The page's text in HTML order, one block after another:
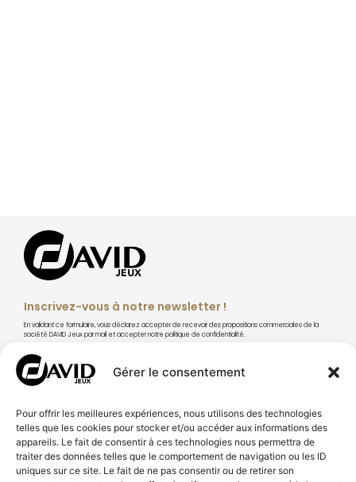
Gérer le consentement
Pour offrir les meilleures expériences, nous utilisons des technologies
telles que les cookies pour stocker et/ou accéder aux informations des
appareils. Le fait de consentir à ces technologies nous permettra de
traiter des données telles que le comportement de navigation ou les ID
uniques sur ce site. Le fait de ne pas consentir ou de retirer son
Inscrivez-vous à notre newsletter !
En validant ce formulaire, vous déclarez accepter de recevoir des propositions commerciales de la
société DAVID Jeux par mail et accepter notre politique de confidentialité.
S'abonner